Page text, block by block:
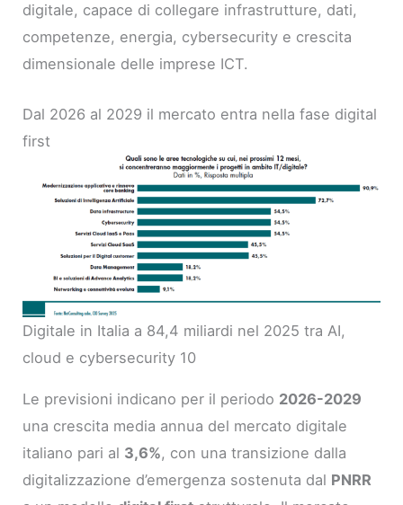
digitale, capace di collegare infrastrutture, dati,
competenze, energia, cybersecurity e crescita
dimensionale delle imprese ICT.
Dal 2026 al 2029 il mercato entra nella fase digital
first
Digitale in Italia a 84,4 miliardi nel 2025 tra AI,
cloud e cybersecurity 10
Le previsioni indicano per il periodo 2026-2029
una crescita media annua del mercato digitale
italiano pari al 3,6%, con una transizione dalla
digitalizzazione d’emergenza sostenuta dal PNRR